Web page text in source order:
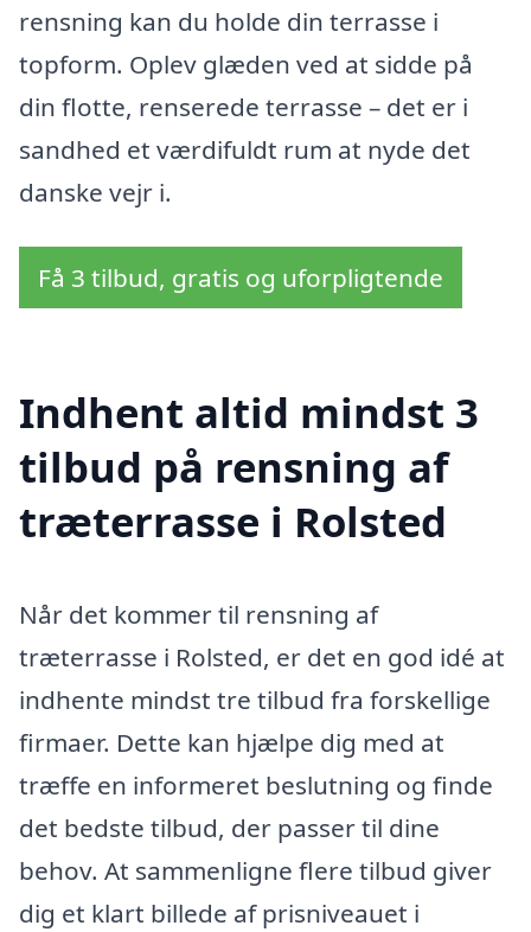
rensning kan du holde din terrasse i
topform. Oplev glæden ved at sidde på
din flotte, renserede terrasse – det er i
sandhed et værdifuldt rum at nyde det
danske vejr i.
Få 3 tilbud, gratis og uforpligtende
Indhent altid mindst 3
tilbud på rensning af
træterrasse i Rolsted
Når det kommer til rensning af
træterrasse i Rolsted, er det en god idé at
indhente mindst tre tilbud fra forskellige
firmaer. Dette kan hjælpe dig med at
træffe en informeret beslutning og finde
det bedste tilbud, der passer til dine
behov. At sammenligne flere tilbud giver
dig et klart billede af prisniveauet i